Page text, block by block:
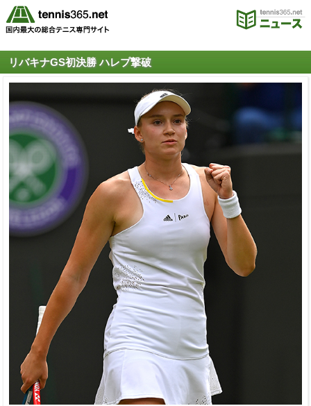
リバキナGS初決勝 ハレプ撃破